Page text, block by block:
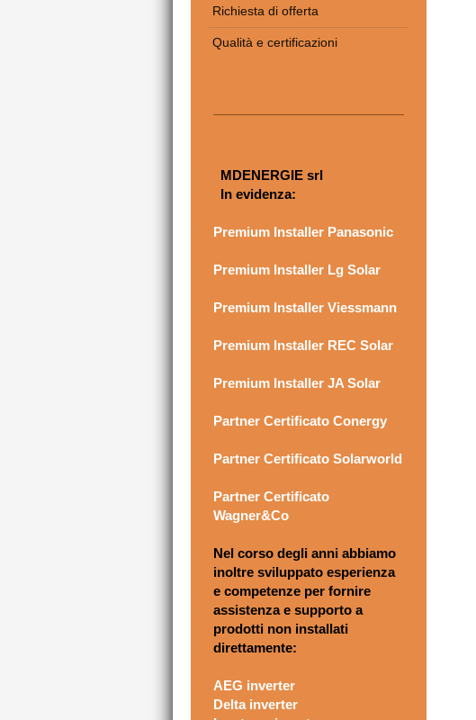
Richiesta di offerta
Qualità e certificazioni
MDENERGIE srl
In evidenza:
Premium Installer Panasonic
Premium Installer Lg Solar
Premium Installer Viessmann
Premium Installer REC Solar
Premium Installer JA Solar
Partner Certificato Conergy
Partner Certificato Solarworld
Partner Certificato
Wagner&Co
Nel corso degli anni abbiamo
inoltre sviluppato esperienza
e competenze per fornire
assistenza e supporto a
prodotti non installati
direttamente:
AEG inverter
Delta inverter